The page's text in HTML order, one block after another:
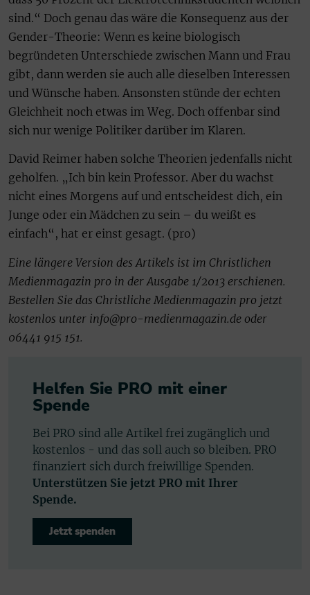
sind.“ Doch genau das wäre die Konsequenz aus der
Gender-Theorie: Wenn es keine biologisch
begründeten Unterschiede zwischen Mann und Frau
gibt, dann werden sie auch alle dieselben Interessen
und Wünsche haben. Ansonsten stünde der echten
Gleichheit noch etwas im Weg. Doch offenbar sind
sich nur wenige Politiker darüber im Klaren.
David Reimer haben solche Theorien jedenfalls nicht
geholfen. „Ich bin kein Professor. Aber du wachst
nicht eines Morgens auf und entscheidest dich, ein
Junge oder ein Mädchen zu sein – du weißt es
einfach“, hat er einst gesagt. (pro)
Eine längere Version des Artikels ist im Christlichen
Medienmagazin pro in der Ausgabe 1/2013 erschienen.
Bestellen Sie das Christliche Medienmagazin pro jetzt
kostenlos unter info@pro-medienmagazin.de oder
06441 915 151.
Helfen Sie PRO mit einer
Spende
Bei PRO sind alle Artikel frei zugänglich und
kostenlos - und das soll auch so bleiben. PRO
finanziert sich durch freiwillige Spenden.
Unterstützen Sie jetzt PRO mit Ihrer
Spende.
Jetzt spenden